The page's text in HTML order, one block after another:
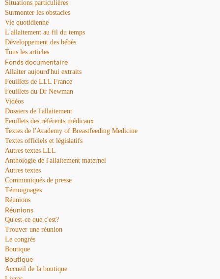
Situations particulières
Surmonter les obstacles
Vie quotidienne
L'allaitement au fil du temps
Développement des bébés
Tous les articles
Fonds documentaire
Allaiter aujourd'hui extraits
Feuillets de LLL France
Feuillets du Dr Newman
Vidéos
Dossiers de l'allaitement
Feuillets des référents médicaux
Textes de l'Academy of Breastfeeding Medicine
Textes officiels et législatifs
Autres textes LLL
Anthologie de l'allaitement maternel
Autres textes
Communiqués de presse
Témoignages
Réunions
Réunions
Qu'est-ce que c'est?
Trouver une réunion
Le congrès
Boutique
Boutique
Accueil de la boutique